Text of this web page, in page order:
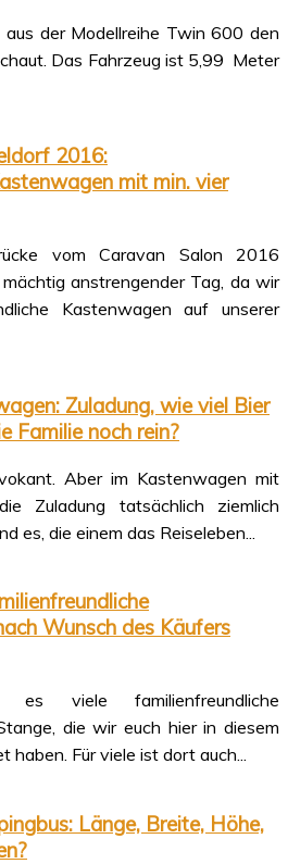
der Modellreihe Twin 600 den
Das Fahrzeug ist 5,99 Meter
2016:
mit min. vier
vom Caravan Salon 2016
anstrengender Tag, da wir
Kastenwagen auf unserer
Zuladung, wie viel Bier
Familie noch rein?
Aber im Kastenwagen mit
Zuladung tatsächlich ziemlich
es, die einem das Reiseleben...
Wunsch des Käufers
es viele familienfreundliche
die wir euch hier in diesem
haben. Für viele ist dort auch...
Länge, Breite, Höhe,